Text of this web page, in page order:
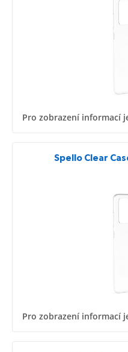
Pro zobrazení informací
Spello Clear
Pro zobrazení informací